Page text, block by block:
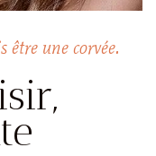
être une corvée.